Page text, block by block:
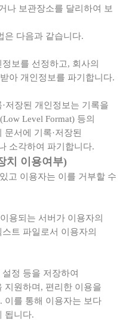
나 보관장소를 달리하여 보
다음과 같습니다.
보를 선정하고, 회사의
아 개인정보를 파기합니다.
저장된 개인정보는 기록을
Level Format) 등의
서에 기록·저장된
소각하여 파기합니다.
치 이용여부)
고 이용자는 이를 거부할 수
용되는 서버가 이용자의
트 파일로서 이용자의
정 등을 저장하여
지원하며, 편리한 이용을
이를 통해 이용자는 보다
됩니다.